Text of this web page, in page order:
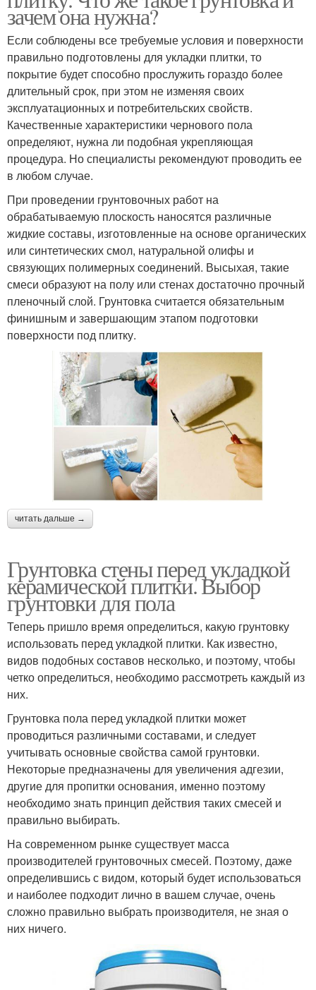
зачем она нужна?
Если соблюдены все требуемые условия и поверхности
правильно подготовлены для укладки плитки, то
покрытие будет способно прослужить гораздо более
длительный срок, при этом не изменяя своих
эксплуатационных и потребительских свойств.
Качественные характеристики чернового пола
определяют, нужна ли подобная укрепляющая
процедура. Но специалисты рекомендуют проводить ее
в любом случае.
При проведении грунтовочных работ на
обрабатываемую плоскость наносятся различные
жидкие составы, изготовленные на основе органических
или синтетических смол, натуральной олифы и
связующих полимерных соединений. Высыхая, такие
смеси образуют на полу или стенах достаточно прочный
пленочный слой. Грунтовка считается обязательным
финишным и завершающим этапом подготовки
поверхности под плитку.
читать дальше →
Грунтовка стены перед укладкой
керамической плитки. Выбор
грунтовки для пола
Теперь пришло время определиться, какую грунтовку
использовать перед укладкой плитки. Как известно,
видов подобных составов несколько, и поэтому, чтобы
четко определиться, необходимо рассмотреть каждый из
них.
Грунтовка пола перед укладкой плитки может
проводиться различными составами, и следует
учитывать основные свойства самой грунтовки.
Некоторые предназначены для увеличения адгезии,
другие для пропитки основания, именно поэтому
необходимо знать принцип действия таких смесей и
правильно выбирать.
На современном рынке существует масса
производителей грунтовочных смесей. Поэтому, даже
определившись с видом, который будет использоваться
и наиболее подходит лично в вашем случае, очень
сложно правильно выбрать производителя, не зная о
них ничего.